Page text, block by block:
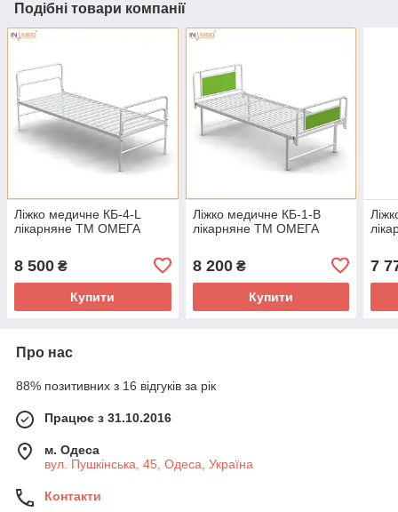
Подібні товари компанії
Ліжко медичне КБ-4-L
лікарняне ТМ ОМЕГА
8 500 ₴
Купити
Ліжко медичне КБ-1-В
лікарняне ТМ ОМЕГА
8 200₴
Купити
7
Про нас
88% позитивних з 16 відгуків за рік
Працює з 31.10.2016
м. Одеса
вул. Пушкінська, 45, Одеса, Україна
Контакти